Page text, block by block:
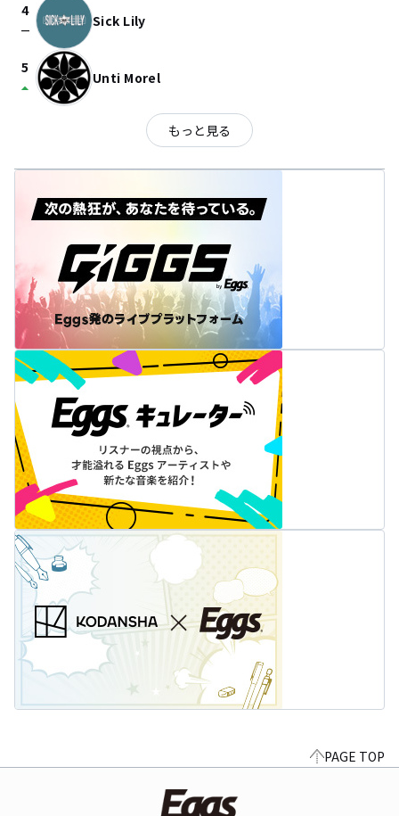
4
check_indeterminate_small Sick Lily
5
arrow_drop_up Unti Morel
もっと見る
PAGE TOP